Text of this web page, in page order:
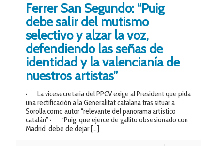
Ferrer San Segundo: “Puig
debe salir del mutismo
selectivo y alzar la voz,
defendiendo las señas de
identidad y la valencianía de
nuestros artistas”
· La vicesecretaria del PPCV exige al President que pida
una rectificación a la Generalitat catalana tras situar a
Sorolla como autor “relevante del panorama artístico
catalán” · “Puig, que ejerce de gallito obsesionado con
Madrid, debe de dejar[…]